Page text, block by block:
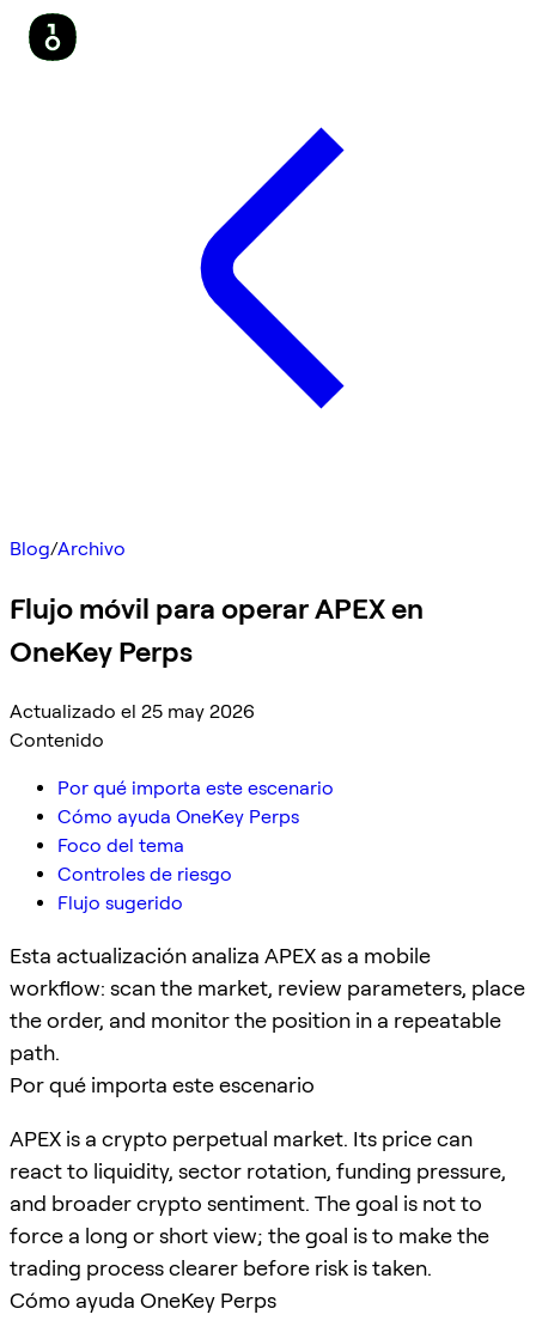
Blog/Archivo
Flujo móvil para operar APEX en
OneKey Perps
Actualizado el 25 may 2026
Contenido
Por qué importa este escenario
Cómo ayuda OneKey Perps
Foco del tema
Controles de riesgo
Flujo sugerido
Esta actualización analiza APEX as a mobile
workflow: scan the market, review parameters, place
the order, and monitor the position in a repeatable
path.
Por qué importa este escenario
APEX is a crypto perpetual market. Its price can
react to liquidity, sector rotation, funding pressure,
and broader crypto sentiment. The goal is not to
force a long or short view; the goal is to make the
trading process clearer before risk is taken.
Cómo ayuda OneKey Perps